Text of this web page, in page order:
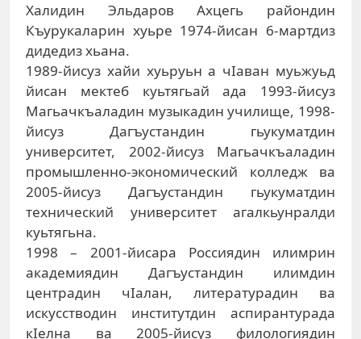
Халидин Эльдаров Ахцегь райондин
Къурукаларин хуьре 1974-йисан 6-мартдиз
дидедиз хьана.
1989-йисуз хайи хуьруьн а чIаван муьжуьд
йисан мектеб куьтягьай ада 1993-йисуз
Магьачкъаладин музыкадин училище, 1998-
йисуз Дагъустандин гьукуматдин
университет, 2002-йисуз Магьачкъаладин
промышленно-экономический колледж ва
2005-йисуз Дагъустандин гьукуматдин
технический университет агалкьунралди
куьтягьна.
1998 – 2001-йисара Россиядин илимрин
академиядин Дагъустандин илимдин
центрадин чIалан, литературадин ва
искусстводин институтдин аспирантурада
кIелна ва 2005-йисуз филологиядин